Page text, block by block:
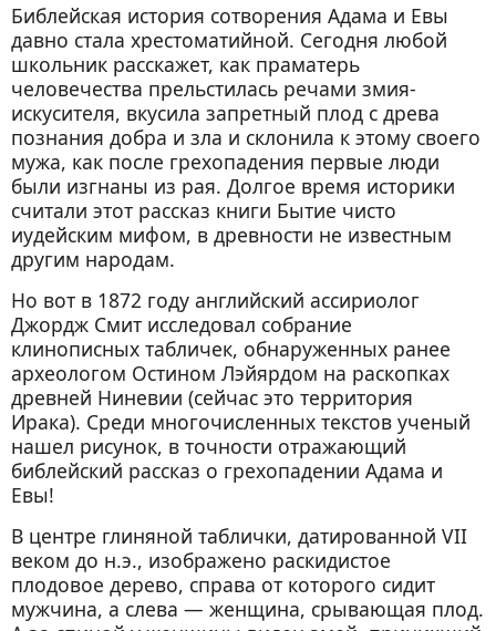
Библейская история сотворения Адама и Евы
давно стала хрестоматийной. Сегодня любой
школьник расскажет, как праматерь
человечества прельстилась речами змия-
искусителя, вкусила запретный плод с древа
познания добра и зла и склонила к этому своего
мужа, как после грехопадения первые люди
были изгнаны из рая. Долгое время историки
считали этот рассказ книги Бытие чисто
иудейским мифом, в древности не известным
другим народам.
Но вот в 1872 году английский ассириолог
Джордж Смит исследовал собрание
клинописных табличек, обнаруженных ранее
археологом Остином Лэйярдом на раскопках
древней Ниневии (сейчас это территория
Ирака). Среди многочисленных текстов ученый
нашел рисунок, в точности отражающий
библейский рассказ о грехопадении Адама и
Евы!
В центре глиняной таблички, датированной VII
веком до н.э., изображено раскидистое
плодовое дерево, справа от которого сидит
мужчина, а слева — женщина, срывающая плод.